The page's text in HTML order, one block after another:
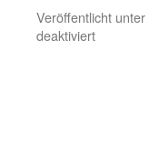
Veröffentlicht unter
deaktiviertfür